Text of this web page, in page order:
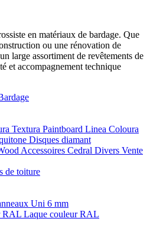
en matériaux de bardage. Que
ou une rénovation de
large assortiment de revêtements de
et accompagnement technique
Textura Paintboard Linea Coloura
Disques diamant
Accessoires Cedral Divers Vente
de toiture
Uni 6 mm
RAL Laque couleur RAL